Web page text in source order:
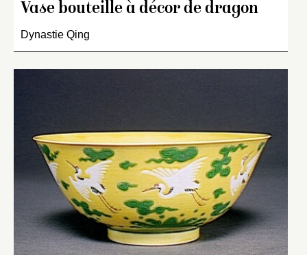
Vase bouteille à décor de dragon
Dynastie Qing